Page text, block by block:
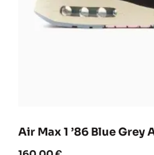
Air Max 1 ’86 Blue Grey